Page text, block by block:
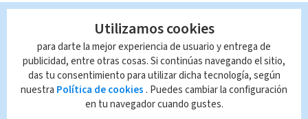
queso y ordena su retiro del mercado
Multimedios
Un feto fue hallado en la puerta de una
casa en Barrio México confirma el OIJ
Multimedios
Utilizamos cookies
para darte la mejor experiencia de usuario y entrega de
publicidad, entre otras cosas. Si continúas navegando el sitio,
das tu consentimiento para utilizar dicha tecnología, según
nuestra Política de cookies . Puedes cambiar la configuración
en tu navegador cuando gustes.